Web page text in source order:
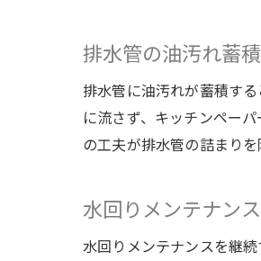
排水管の油汚れ蓄
排水管に油汚れが蓄積す
に流さず、キッチンペー
の工夫が排水管の詰まりを
水回りメンテナン
水回りメンテナンスを継